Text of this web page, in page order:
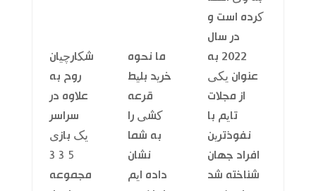
شکارچیان
روح به
علاوه در
سراسر
یک بازی
5 3 3
مجموعه
ما نحوه
خرید بلیط
قرعه
کشی را
به شما
نشان
داده ایم
کرده است و
در سال
2022 به
عنوان یکی
از مجلات
تایم با
نفوذترین
افراد جهان
شناخته شد